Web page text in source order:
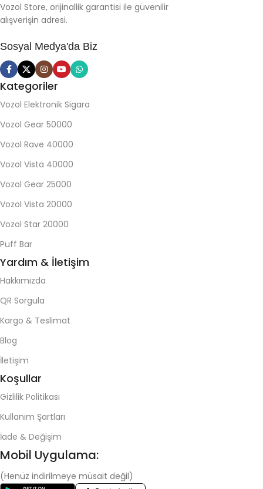
Vozol Store, orijinallik garantisi ile güvenilir
alışverişin adresi.
Sosyal Medya'da Biz
Kategoriler
Vozol Elektronik Sigara
Vozol Gear 50000
Vozol Rave 40000
Vozol Vista 40000
Vozol Gear 25000
Vozol Vista 20000
Vozol Star 20000
Puff Bar
Yardım & İletişim
Hakkımızda
QR Sorgula
Kargo & Teslimat
Blog
İletişim
Koşullar
Gizlilik Politikası
Kullanım Şartları
İade & Değişim
Mobil Uygulama:
(Henüz indirilmeye müsait değil)